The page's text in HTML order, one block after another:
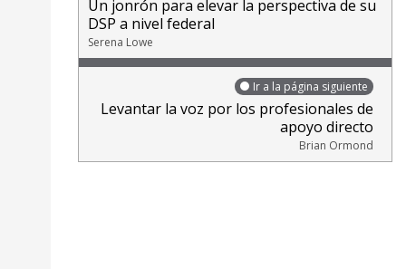
Un jonrón para elevar la perspectiva de su
DSP a nivel federal
Serena Lowe
Ir a la página siguiente
Levantar la voz por los profesionales de
apoyo directo
Brian Ormond